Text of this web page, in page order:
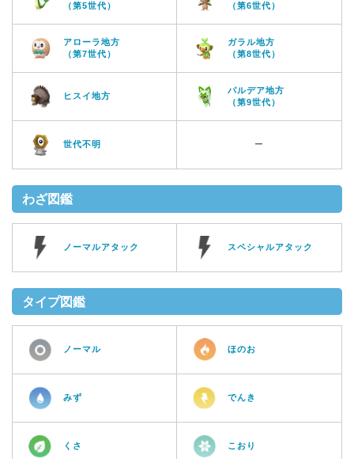
（第5世代）
（第6世代）
アローラ地方
（第7世代）
ガラル地方
（第8世代）
ヒスイ地方
パルデア地方
（第9世代）
世代不明 ー
わざ図鑑
ノーマルアタック スペシャルアタック
タイプ図鑑
ノーマル ほのお
みず でんき
くさ こおり